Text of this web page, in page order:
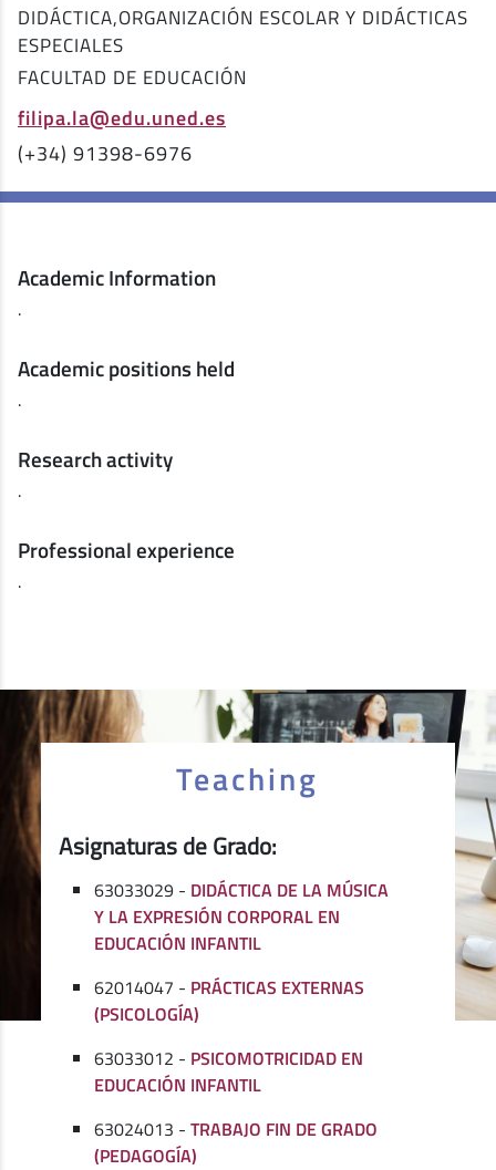
DIDÁCTICA,ORGANIZACIÓN ESCOLAR Y DIDÁCTICAS
ESPECIALES
FACULTAD DE EDUCACIÓN
filipa.la@edu.uned.es
(+34) 91398-6976
Academic Information
.
Academic positions held
.
Research activity
.
Professional experience
.
Teaching
Asignaturas de Grado:
63033029 - DIDÁCTICA DE LA MÚSICA
Y LA EXPRESIÓN CORPORAL EN
EDUCACIÓN INFANTIL
62014047 - PRÁCTICAS EXTERNAS
(PSICOLOGÍA)
63033012 - PSICOMOTRICIDAD EN
EDUCACIÓN INFANTIL
63024013 -TRABAJO FIN DE GRADO
(PEDAGOGÍA)